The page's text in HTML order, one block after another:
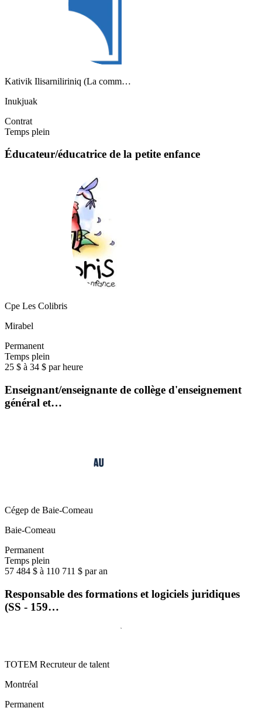
Kativik Ilisarniliriniq (La comm…
Inukjuak
Contrat
Temps plein
Éducateur/éducatrice de la petite enfance
Cpe Les Colibris
Mirabel
Permanent
Temps plein
25 $ à 34 $ par heure
Enseignant/enseignante de collège d'enseignement
général et…
Cégep de Baie-Comeau
Baie-Comeau
Permanent
Temps plein
57 484 $ à 110 711 $ par an
Responsable des formations et logiciels juridiques
(SS - 159…
TOTEM Recruteur de talent
Montréal
Permanent